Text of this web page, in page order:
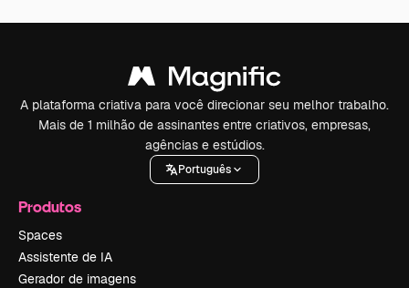
A plataforma criativa para você direcionar seu melhor trabalho.
Mais de 1 milhão de assinantes entre criativos, empresas,
agências e estúdios.
Português
Produtos
Spaces
Assistente de IA
Gerador de imagens